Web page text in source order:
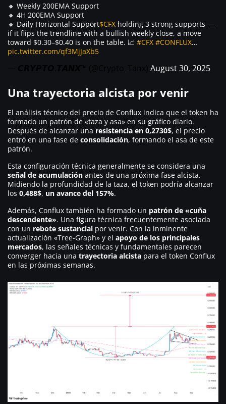
🔸 Weekly 200EMA Support
🔸 4H 200EMA Support
🔸 Daily Horizontal Support$CFX holding 3 strong supports —
if it flips the trendline with a bullish weekly close, a move
toward $0.30–$0.40 is on the table. 📈 #CFX #CONFLUX…
pic.twitter.com/qf3MjJaXb5
August 30, 2025
Una trayectoria alcista por venir
El análisis técnico del precio de Conflux indica que el token ha
formado un patrón de «taza y asa» en su gráfico diario.
Después de alcanzar una resistencia en 0,2730$, el precio
entró en una fase de consolidación, formando el asa de este
patrón.
Esta configuración técnica generalmente se considera una
señal de acumulación antes de una próxima fase alcista.
Midiendo la profundidad de la taza, el token podría alcanzar
los 0,488$, un avance del 157%.
Además, Conflux también ha formado un patrón de «cuña
descendente». Una figura técnica frecuentemente asociada
con un rebote sustancial por venir. Con la inminente
actualización «Tree-Graph» y el apoyo de los principales
mercados, las señales técnicas y fundamentales parecen
converger hacia una trayectoria alcista para el token Conflux
en las próximas semanas.